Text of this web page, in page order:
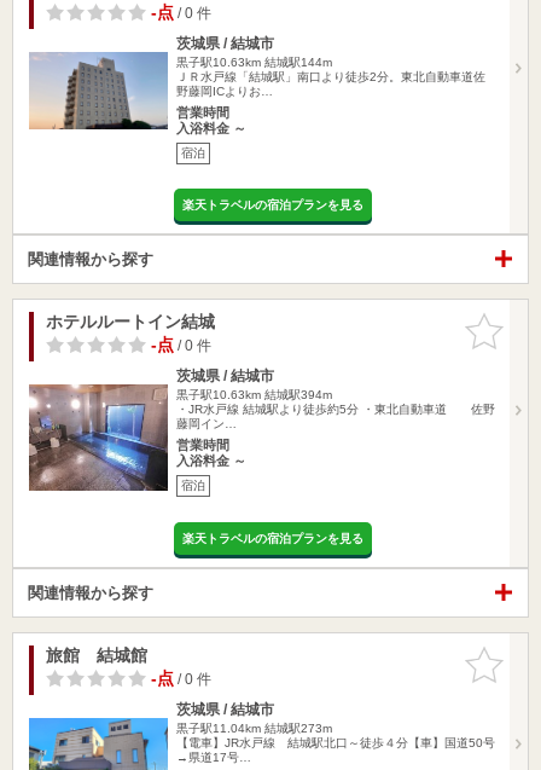
-点/ 0 件
茨城県 / 結城市
黒子駅10.63km 結城駅144m
ＪＲ水戸線「結城駅」南口より徒歩2分。東北自動車道佐
野藤岡ICよりお…
営業時間
入浴料金 ～
宿泊
楽天トラベルの宿泊プランを見る
関連情報から探す
お気に入
りに追加
ホテルルートイン結城
-点/ 0 件
茨城県 / 結城市
黒子駅10.63km 結城駅394m
・JR水戸線 結城駅より徒歩約5分 ・東北自動車道 佐野
藤岡イン…
営業時間
入浴料金 ～
宿泊
楽天トラベルの宿泊プランを見る
関連情報から探す
お気に入
りに追加
旅館 結城館
-点/ 0 件
茨城県 / 結城市
黒子駅11.04km 結城駅273m
【電車】JR水戸線 結城駅北口～徒歩４分【車】国道50号
→県道17号…